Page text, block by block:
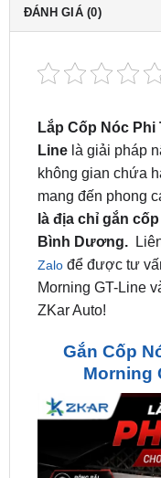
Lắp Cốp Nóc Phi
không gian chứa
mang đến phong
là địa chỉ gắn cốp
Bình Dương.
Zalođể được tư
Morning GT-Line
ZKar Auto!
Gắn Cốp